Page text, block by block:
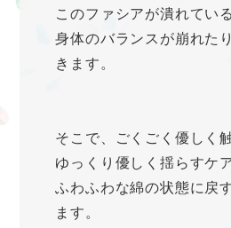
このファシアが潰れてい
身体のバランスが崩れた
きます。
そこで、ごくごく優しく
ゆっくり優しく揺らすケ
ふわふわな綿の状態に戻
ます。